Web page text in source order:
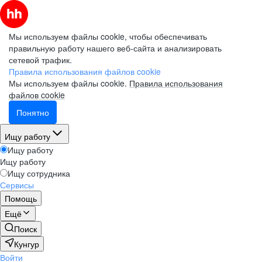
Мы используем файлы cookie, чтобы обеспечивать
правильную работу нашего веб-сайта и анализировать
сетевой трафик.
Правила использования файлов cookie
Мы используем файлы cookie. Правила использования
файлов cookie
Понятно
Ищу работу
Ищу работу
Ищу работу
Ищу сотрудника
Сервисы
Помощь
Ещё
Поиск
Кунгур
Войти